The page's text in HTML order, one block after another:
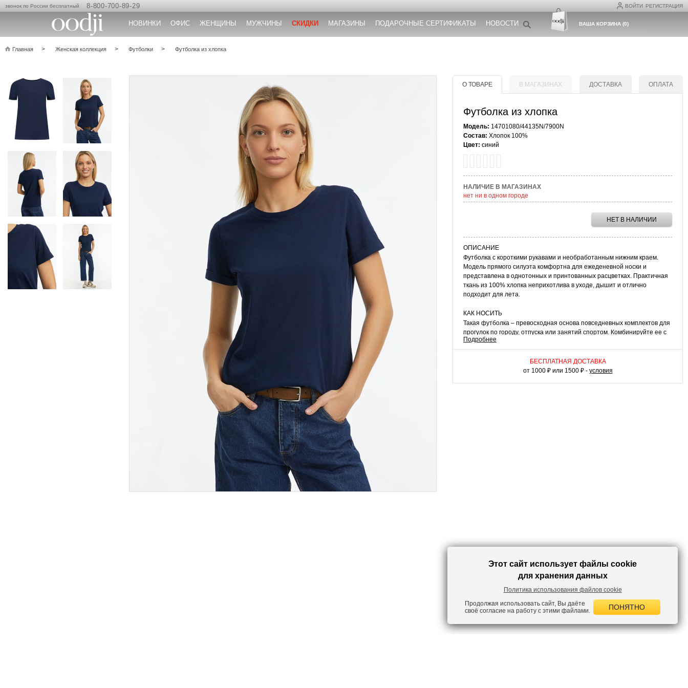
ВОЙТИ РЕГИСТРАЦИЯ
звонок по России бесплатный 8-800-700-89-29
НОВИНКИ ОФИС ЖЕНЩИНЫ МУЖЧИНЫ СКИДКИ МАГАЗИНЫ ПОДАРОЧНЫЕ СЕРТИФИКАТЫ НОВОСТИ ВАША КОРЗИНА(0)
Главная Женская коллекция Футболки Футболка из хлопка
О ТОВАРЕ В МАГАЗИНАХ ДОСТАВКА ОПЛАТА
Футболка из хлопка
Модель: 14701080/44135N/7900N
Состав: Хлопок 100%
Цвет: синий
НАЛИЧИЕ В МАГАЗИНАХ
нет ни в одном городе
НЕТ В НАЛИЧИИ
ОПИСАНИЕ
Футболка с короткими рукавами и необработанным нижним краем.
Модель прямого силуэта комфортна для ежеденевной носки и
представлена в однотонных и принтованных расцветках. Практичная
ткань из 100% хлопка неприхотлива в уходе, дышит и отлично
подходит для лета.
КАК НОСИТЬ
Такая футболка – превосходная основа повседневных комплектов для
прогулок по городу, отпуска или занятий спортом. Комбинируйте ее с
джинсами, шортами, юбками и брюками. Модель можно носить как
самостоятельный верх или дополнить жакетом, кардиганом или
жилетом. Хлопковая футболка с отворотами на рукавах –
незаменимая вещь в повседневном гардеробе!
Подробнее
БЕСПЛАТНАЯ ДОСТАВКА
от 1000 ₽ или 1500 ₽ - условия
Этот сайт использует файлы cookie
для хранения данных
Политика использования файлов cookie
Продолжая использовать сайт, Вы даёте
своё согласие на работу с этими файлами.
ПОНЯТНО